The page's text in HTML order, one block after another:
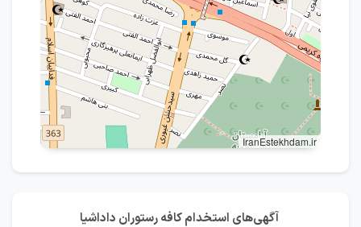
IranEstekhdam.ir
آگهی‌های استخدام کافه رستوران داداشیا